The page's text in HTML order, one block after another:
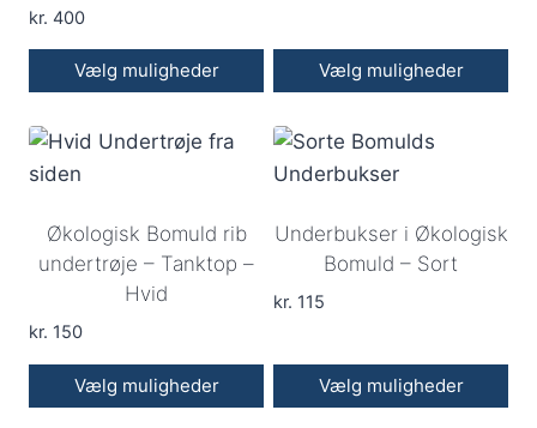
vælges
på
varesiden
på
varesiden
kr. 400
Vælg muligheder
vare
har
varianter.
Mulighederne
vælges
på
varesiden
Vælg muligheder
vare
har
varianter.
Mulighederne
kan
på
varesiden
Økologisk Bomuld rib
undertrøje – Tanktop –
Hvid
kr. 150
Vælg muligheder
Underbukser i Økologisk
Bomuld – Sort
kr. 115
Vælg muligheder